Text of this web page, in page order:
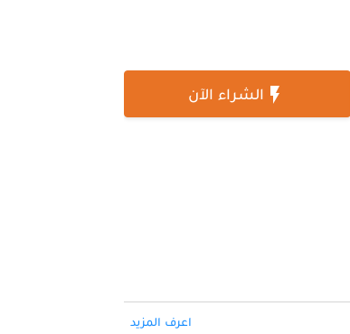
 الشراء الآن
اعرف المزيد